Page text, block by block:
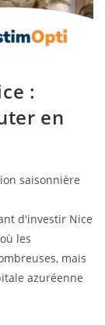
:
en
saisonnière
d'investir Nice
les
mais
azuréenne